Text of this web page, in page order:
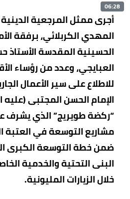
06:28
أجرى ممثل المرجعية الدينية
المهدي الكربلائي، برفقة
الحسينية المقدسة الأستاذ
العبايجي، وعدد من رؤساء
للاطلاع على سير الأعمال
الإمام الحسن المجتبى (عليه
“ركضة طويريج” الذي يشرف
مشاريع التوسعة في العتبة
ضمن خطة التوسعة الكبرى
البنى التحتية والخدمية
خلال الزيارات المليونية.